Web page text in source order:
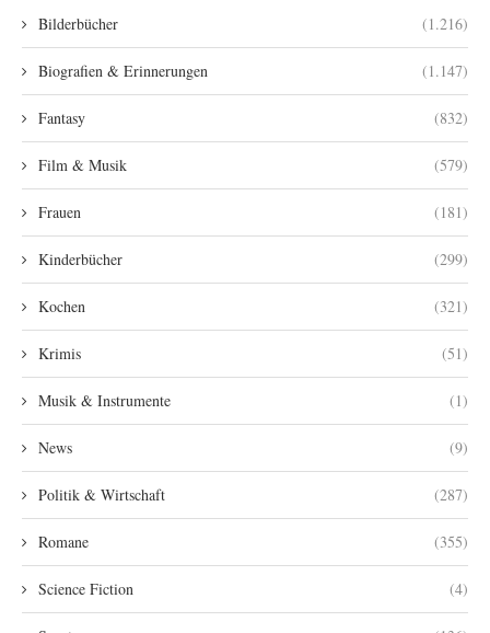
Bilderbücher (1.216)
Biografien & Erinnerungen (1.147)
Fantasy (832)
Film & Musik (579)
Frauen (181)
Kinderbücher (299)
Kochen (321)
Krimis (51)
Musik & Instrumente (1)
News (9)
Politik & Wirtschaft (287)
Romane (355)
Science Fiction (4)